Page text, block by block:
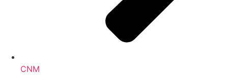
CNM